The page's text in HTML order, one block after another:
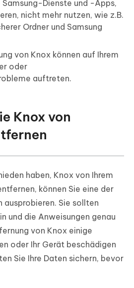
Samsung-Dienste und -Apps,
nicht mehr nutzen, wie z.B.
Ordner und Samsung
von Knox können auf Ihrem
oder
auftreten.
Knox von
haben, Knox von Ihrem
können Sie eine der
Sie sollten
und die Anweisungen genau
von Knox einige
oder Ihr Gerät beschädigen
Sie Ihre Daten sichern, bevor